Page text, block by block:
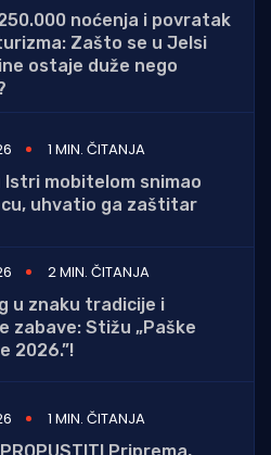
noćenja i povratak
Zašto se u Jelsi
ostaje duže nego
1 MIN. ČITANJA
Istri mobitelom snimao
uhvatio ga zaštitar
2 MIN. ČITANJA
u znaku tradicije i
zabave: Stižu „Paške
2026.”!
1 MIN. ČITANJA
Priprema,